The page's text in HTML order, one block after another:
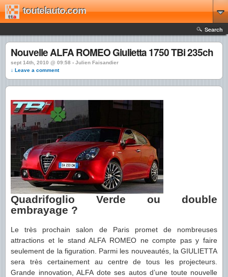
toutelauto.com
Search
Nouvelle ALFA ROMEO Giulietta 1750 TBi 235ch
sept 14th, 2010 @ 09:58 › Julien Faisandier
↓ Leave a comment
Quadrifoglio Verde ou double
embrayage ?
Le très prochain salon de Paris promet de nombreuses
attractions et le stand ALFA ROMEO ne compte pas y faire
seulement de la figuration. Parmi les nouveautés, la GIULIETTA
sera très certainement au centre de tous les projecteurs.
Grande innovation, ALFA dote ses autos d’une toute nouvelle